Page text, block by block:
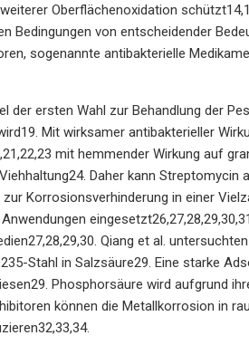
Oberflächenoxidation
Bedingungen von entscheidender
sogenannte antibakterielle
der ersten Wahl zur Behandlung der
Mit wirksamer antibakterieller
mit hemmender Wirkung auf
Daher kann
Korrosionsverhinderung in einer
Qiang et al.
Stahl in Salzsäure29. Eine starke
Phosphorsäure wird aufgrund
können die Metallkorrosion in